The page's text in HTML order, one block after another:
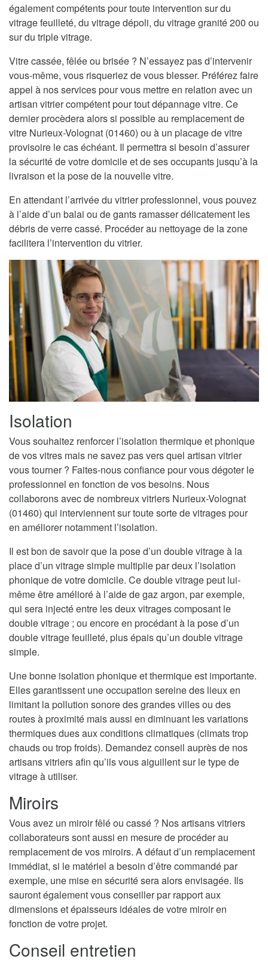
également compétents pour toute intervention sur du
vitrage feuilleté, du vitrage dépoli, du vitrage granité 200 ou
sur du triple vitrage.
Vitre cassée, fêlée ou brisée ? N’essayez pas d’intervenir
vous-même, vous risqueriez de vous blesser. Préférez faire
appel à nos services pour vous mettre en relation avec un
artisan vitrier compétent pour tout dépannage vitre. Ce
dernier procèdera alors si possible au remplacement de
vitre Nurieux-Volognat (01460) ou à un placage de vitre
provisoire le cas échéant. Il permettra si besoin d’assurer
la sécurité de votre domicile et de ses occupants jusqu’à la
livraison et la pose de la nouvelle vitre.
En attendant l’arrivée du vitrier professionnel, vous pouvez
à l’aide d’un balai ou de gants ramasser délicatement les
débris de verre cassé. Procéder au nettoyage de la zone
facilitera l’intervention du vitrier.
Isolation
Vous souhaitez renforcer l’isolation thermique et phonique
de vos vitres mais ne savez pas vers quel artisan vitrier
vous tourner ? Faites-nous confiance pour vous dégoter le
professionnel en fonction de vos besoins. Nous
collaborons avec de nombreux vitriers Nurieux-Volognat
(01460) qui interviennent sur toute sorte de vitrages pour
en améliorer notamment l’isolation.
Il est bon de savoir que la pose d’un double vitrage à la
place d’un vitrage simple multiplie par deux l’isolation
phonique de votre domicile. Ce double vitrage peut lui-
même être amélioré à l’aide de gaz argon, par exemple,
qui sera injecté entre les deux vitrages composant le
double vitrage ; ou encore en procédant à la pose d’un
double vitrage feuilleté, plus épais qu’un double vitrage
simple.
Une bonne isolation phonique et thermique est importante.
Elles garantissent une occupation sereine des lieux en
limitant la pollution sonore des grandes villes ou des
routes à proximité mais aussi en diminuant les variations
thermiques dues aux conditions climatiques (climats trop
chauds ou trop froids). Demandez conseil auprès de nos
artisans vitriers afin qu’ils vous aiguillent sur le type de
vitrage à utiliser.
Miroirs
Vous avez un miroir fêlé ou cassé ? Nos artisans vitriers
collaborateurs sont aussi en mesure de procéder au
remplacement de vos miroirs. A défaut d’un remplacement
immédiat, si le matériel a besoin d’être commandé par
exemple, une mise en sécurité sera alors envisagée. Ils
sauront également vous conseiller par rapport aux
dimensions et épaisseurs idéales de votre miroir en
fonction de votre projet.
Conseil entretien